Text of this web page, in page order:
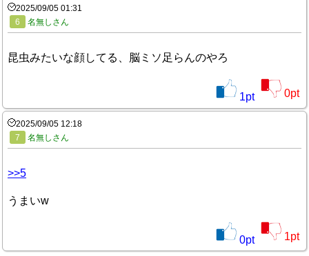
2025/09/05 01:31
6
名無しさん
昆虫みたいな顔してる、脳ミソ足らんのやろ
1pt 0pt
2025/09/05 12:18
7
名無しさん
>>5
うまいw
0pt 1pt